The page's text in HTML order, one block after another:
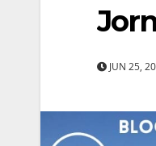
JUN 25,